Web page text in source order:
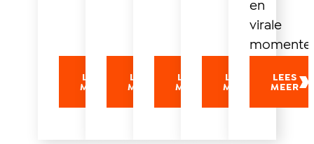
LEES
MEER
LEES
MEER
LEES
MEER
LEES
MEER
en
virale
LEES
MEER